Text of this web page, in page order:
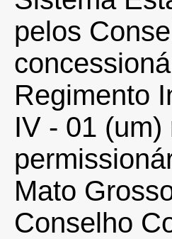
pelos
Regimento
IV - 01
Mato
Conselho